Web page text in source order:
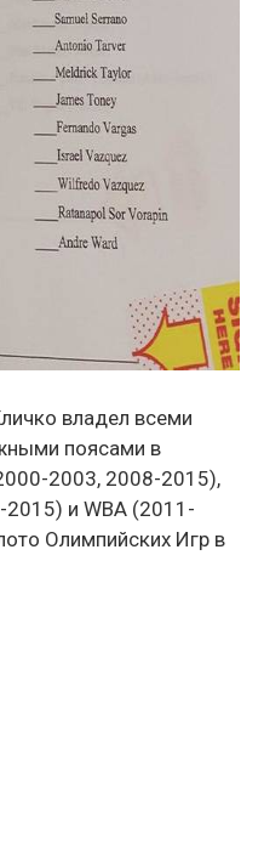
владел всеми
поясами в
2003, 2008-2015),
и WBA (2011-
Олимпийских Игр в